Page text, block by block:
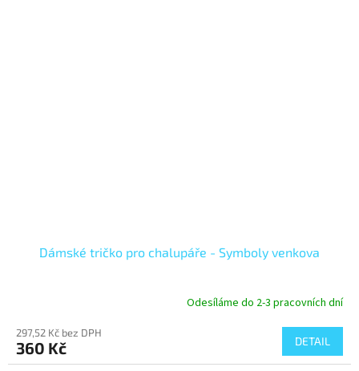
Dámské tričko pro chalupáře - Symboly venkova
Odesíláme do 2-3 pracovních dní
297,52 Kč bez DPH
360 Kč DETAIL